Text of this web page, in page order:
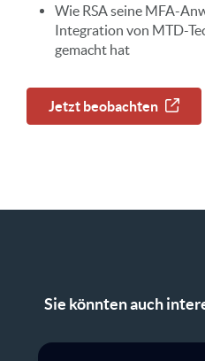
Wie RSA seine MFA-
Integration von MTD-
gemacht hat
Jetzt beobachten
Sie könnten auch